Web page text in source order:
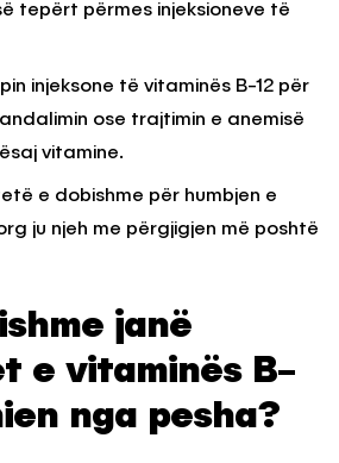
tepërt përmes injeksioneve të
injeksone të vitaminës B-12 për
ose trajtimin e anemisë
vitamine.
e dobishme për humbjen e
ju njeh me përgjigjen më poshtë
janë
e vitaminës B-
nga pesha?